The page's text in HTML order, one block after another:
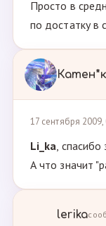
Просто в
по достатку в
17 сентября 2009,
Li_ka, спасибо
А что значит
lerika